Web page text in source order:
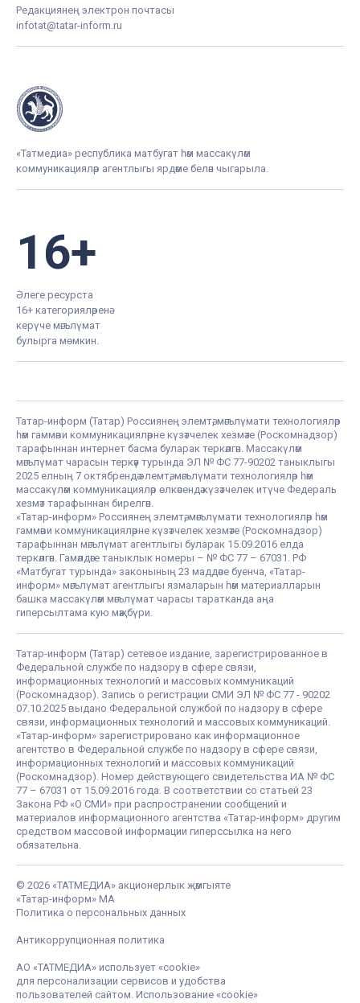
Редакциянең электрон почтасы
infotat@tatar-inform.ru
«Татмедиа» республика матбугат һәм массакүләм
коммуникацияләр агентлыгы ярдәме белән чыгарыла.
16+
Әлеге ресурста
16+ категорияләренә
керүче мәгълүмат
булырга мөмкин.
Татар-информ (Татар) Россиянең элемтә, мәгълүмати технологияләр
һәм гаммәви коммуникацияләрне күзәтчелек хезмәте (Роскомнадзор)
тарафыннан интернет басма буларак теркәлгән. Массакүләм
мәгълүмат чарасын теркәү турында ЭЛ № ФС 77-90202 таныклыгы
2025 елның 7 октябрендә элемтә, мәгълүмати технологияләр һәм
массакүләм коммуникацияләр өлкәсендә күзәтчелек итүче Федераль
хезмәт тарафыннан бирелгән.
«Татар-информ» Россиянең элемтә, мәгълүмати технологияләр һәм
гаммәви коммуникацияләрне күзәтчелек хезмәте (Роскомнадзор)
тарафыннан мәгълүмат агентлыгы буларак 15.09.2016 елда
теркәлгән. Гамәлдәге таныклык номеры – № ФС 77 – 67031. РФ
«Матбугат турында» законының 23 маддәсе буенча, «Татар-
информ» мәгълүмат агентлыгы язмаларын һәм материалларын
башка массакүләм мәгълүмат чарасы таратканда аңа
гиперсылтама кую мәҗбүри.
Татар-информ (Татар) сетевое издание, зарегистрированное в
Федеральной службе по надзору в сфере связи,
информационных технологий и массовых коммуникаций
(Роскомнадзор). Запись о регистрации СМИ ЭЛ № ФС 77 - 90202
07.10.2025 выдано Федеральной службой по надзору в сфере
связи, информационных технологий и массовых коммуникаций.
«Татар-информ» зарегистрировано как информационное
агентство в Федеральной службе по надзору в сфере связи,
информационных технологий и массовых коммуникаций
(Роскомнадзор). Номер действующего свидетельства ИА № ФС
77 – 67031 от 15.09.2016 года. В соответствии со статьей 23
Закона РФ «О СМИ» при распространении сообщений и
материалов информационного агентства «Татар-информ» другим
средством массовой информации гиперссылка на него
обязательна.
© 2026 «ТАТМЕДИА» акционерлык җәмгыяте
«Татар-информ» МА
Политика о персональных данных
Антикоррупционная политика
АО «ТАТМЕДИА» использует «cookie»
для персонализации сервисов и удобства
пользователей сайтом. Использование «cookie»